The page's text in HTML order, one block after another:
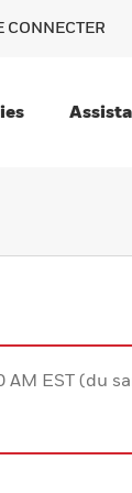
CONNECTER
EST (du